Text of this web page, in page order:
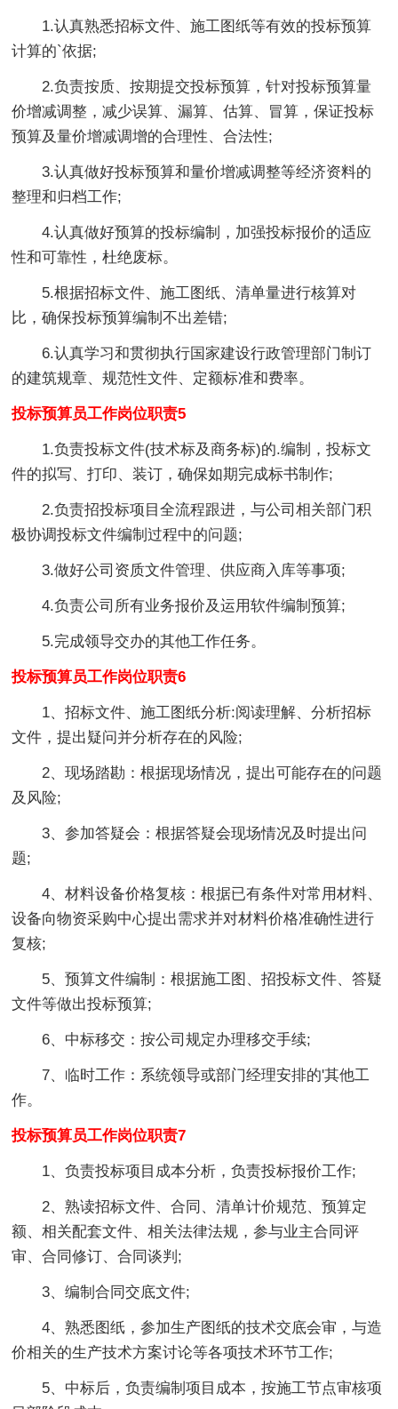
1.认真熟悉招标文件、施工图纸等有效的投标预算
计算的`依据;
2.负责按质、按期提交投标预算，针对投标预算量
价增减调整，减少误算、漏算、估算、冒算，保证投标
预算及量价增减调增的合理性、合法性;
3.认真做好投标预算和量价增减调整等经济资料的
整理和归档工作;
4.认真做好预算的投标编制，加强投标报价的适应
性和可靠性，杜绝废标。
5.根据招标文件、施工图纸、清单量进行核算对
比，确保投标预算编制不出差错;
6.认真学习和贯彻执行国家建设行政管理部门制订
的建筑规章、规范性文件、定额标准和费率。
投标预算员工作岗位职责5
1.负责投标文件(技术标及商务标)的.编制，投标文
件的拟写、打印、装订，确保如期完成标书制作;
2.负责招投标项目全流程跟进，与公司相关部门积
极协调投标文件编制过程中的问题;
3.做好公司资质文件管理、供应商入库等事项;
4.负责公司所有业务报价及运用软件编制预算;
5.完成领导交办的其他工作任务。
投标预算员工作岗位职责6
1、招标文件、施工图纸分析:阅读理解、分析招标
文件，提出疑问并分析存在的风险;
2、现场踏勘：根据现场情况，提出可能存在的问题
及风险;
3、参加答疑会：根据答疑会现场情况及时提出问
题;
4、材料设备价格复核：根据已有条件对常用材料、
设备向物资采购中心提出需求并对材料价格准确性进行
复核;
5、预算文件编制：根据施工图、招投标文件、答疑
文件等做出投标预算;
6、中标移交：按公司规定办理移交手续;
7、临时工作：系统领导或部门经理安排的'其他工
作。
投标预算员工作岗位职责7
1、负责投标项目成本分析，负责投标报价工作;
2、熟读招标文件、合同、清单计价规范、预算定
额、相关配套文件、相关法律法规，参与业主合同评
审、合同修订、合同谈判;
3、编制合同交底文件;
4、熟悉图纸，参加生产图纸的技术交底会审，与造
价相关的生产技术方案讨论等各项技术环节工作;
5、中标后，负责编制项目成本，按施工节点审核项